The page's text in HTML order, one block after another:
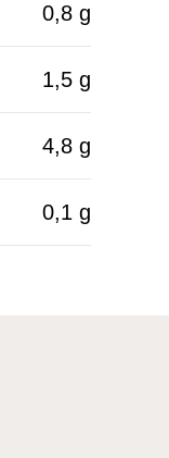
0,8 g
1,5 g
4,8 g
0,1 g